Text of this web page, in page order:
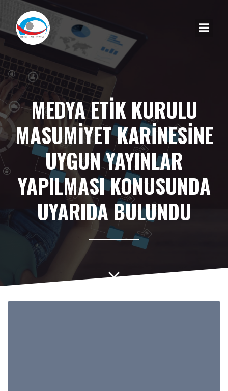
MEDYA ETİK KURULU
MASUMİYET KARİNESİNE
UYGUN YAYINLAR
YAPILMASI KONUSUNDA
UYARIDA BULUNDU